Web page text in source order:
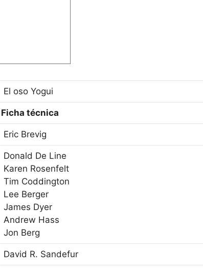
El oso Yogui
Ficha técnica
Eric Brevig
Donald De Line
Karen Rosenfelt
Tim Coddington
Lee Berger
James Dyer
Andrew Hass
Jon Berg
David R. Sandefur